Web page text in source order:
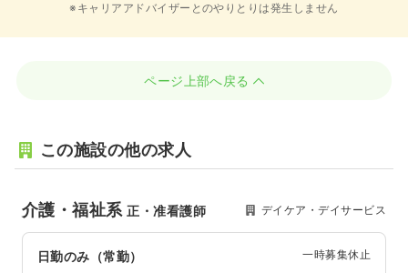
※キャリアアドバイザーとのやりとりは発生しません
ページ上部へ戻る
この施設の他の求人
介護・福祉系正・准看護師 デイケア・デイサービス
日勤のみ（常勤） 一時募集休止